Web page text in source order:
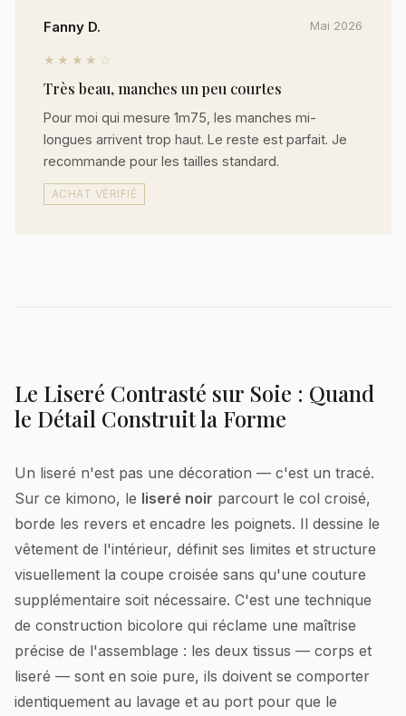
Fanny D. Mai 2026
★★★★☆
Très beau, manches un peu courtes
Pour moi qui mesure 1m75, les manches mi-
longues arrivent trop haut. Le reste est parfait. Je
recommande pour les tailles standard.
ACHAT VÉRIFIÉ
Le Liseré Contrasté sur Soie : Quand
le Détail Construit la Forme
Un liseré n'est pas une décoration — c'est un tracé.
Sur ce kimono, le liseré noir parcourt le col croisé,
borde les revers et encadre les poignets. Il dessine le
vêtement de l'intérieur, définit ses limites et structure
visuellement la coupe croisée sans qu'une couture
supplémentaire soit nécessaire. C'est une technique
de construction bicolore qui réclame une maîtrise
précise de l'assemblage : les deux tissus — corps et
liseré — sont en soie pure, ils doivent se comporter
identiquement au lavage et au port pour que le